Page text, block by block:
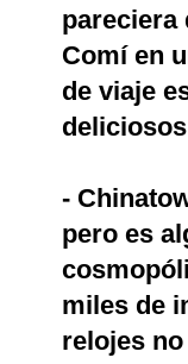
pareciera
Comí en
de viaje
-
pero es
miles de
relojes